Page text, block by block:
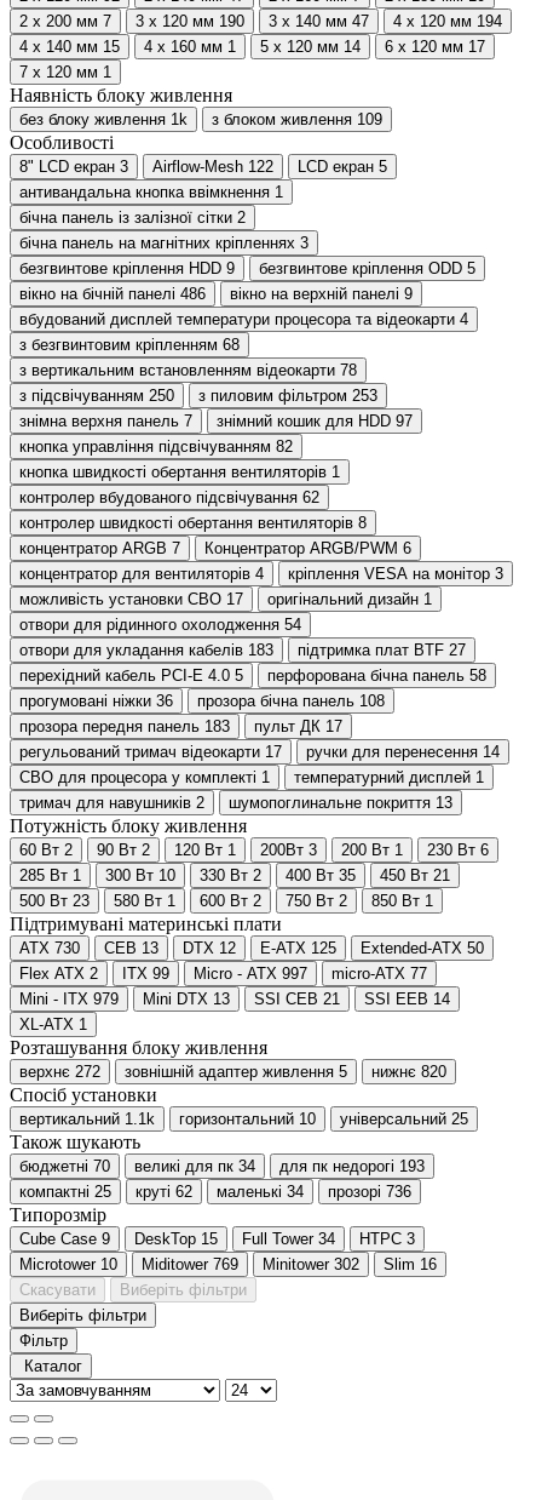
2 х 200 мм 7 3 х 120 мм 190 3 х 140 мм 47 4 х 120 мм 194
4 х 140 мм 15 4 х 160 мм 1 5 х 120 мм 14 6 х 120 мм 17
7 х 120 мм 1
Наявність блоку живлення
без блоку живлення 1 k з блоком живлення 109
Особливості
8" LCD екран 3 Airflow-Mesh 122 LCD екран 5
антивандальна кнопка ввімкнення 1
бічна панель із залізної сітки 2
бічна панель на магнітних кріпленнях 3
безгвинтове кріплення HDD 9 безгвинтове кріплення ОDD 5
вікно на бічній панелі 486 вікно на верхній панелі 9
вбудований дисплей температури процесора та відеокарти 4
з безгвинтовим кріпленням 68
з вертикальним встановленням відеокарти 78
з підсвічуванням 250 з пиловим фільтром 253
знімна верхня панель 7 знімний кошик для HDD 97
кнопка управління підсвічуванням 82
кнопка швидкості обертання вентиляторів 1
контролер вбудованого підсвічування 62
контролер швидкості обертання вентиляторів 8
концентратор ARGB 7 Концентратор ARGB/PWM 6
концентратор для вентиляторів 4 кріплення VESA на монітор 3
можливість установки СВО 17 оригінальний дизайн 1
отвори для рідинного охолодження 54
отвори для укладання кабелів 183 підтримка плат BTF 27
перехідний кабель PCI-E 4.0 5 перфорована бічна панель 58
прогумовані ніжки 36 прозора бічна панель 108
прозора передня панель 183 пульт ДК 17
регульований тримач відеокарти 17 ручки для перенесення 14
СВО для процесора у комплекті 1 температурний дисплей 1
тримач для навушників 2 шумопоглинальне покриття 13
Потужність блоку живлення
60 Вт 2 90 Вт 2 120 Вт 1 200Вт 3 200 Вт 1 230 Вт 6
285 Вт 1 300 Вт 10 330 Вт 2 400 Вт 35 450 Вт 21
500 Вт 23 580 Вт 1 600 Вт 2 750 Вт 2 850 Вт 1
Підтримувані материнські плати
ATX 730 CEB 13 DTX 12 E-ATX 125 Extended-ATX 50
Flex ATX 2 ITX 99 Micro - ATX 997 micro-ATX 77
Mini - ITX 979 Mini DTX 13 SSI CEB 21 SSI EEB 14
XL-ATX 1
Розташування блоку живлення
верхнє 272 зовнішній адаптер живлення 5 нижнє 820
Спосіб установки
вертикальний 1.1 k горизонтальний 10 універсальний 25
Також шукають
бюджетні 70 великі для пк 34 для пк недорогі 193
компактні 25 круті 62 маленькі 34 прозорі 736
Типорозмір
Cube Case 9 DeskTop 15 Full Tower 34 HTPC 3
Microtower 10 Miditower 769 Minitower 302 Slim 16
Скасувати
Виберіть фільтри
Виберіть фільтри
Фільтр
Каталог